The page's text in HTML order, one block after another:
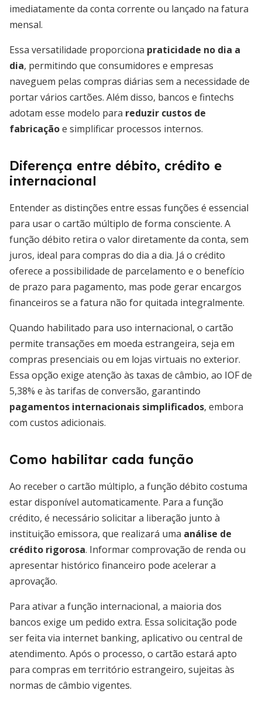
imediatamente da conta corrente ou lançado na fatura
mensal.
Essa versatilidade proporciona praticidade no dia a
dia, permitindo que consumidores e empresas
naveguem pelas compras diárias sem a necessidade de
portar vários cartões. Além disso, bancos e fintechs
adotam esse modelo para reduzir custos de
fabricaçãoe simplificar processos internos.
Diferença entre débito, crédito e
internacional
Entender as distinções entre essas funções é essencial
para usar o cartão múltiplo de forma consciente. A
função débito retira o valor diretamente da conta, sem
juros, ideal para compras do dia a dia. Já o crédito
oferece a possibilidade de parcelamento e o benefício
de prazo para pagamento, mas pode gerar encargos
financeiros se a fatura não for quitada integralmente.
Quando habilitado para uso internacional, o cartão
permite transações em moeda estrangeira, seja em
compras presenciais ou em lojas virtuais no exterior.
Essa opção exige atenção às taxas de câmbio, ao IOF de
5,38% e às tarifas de conversão, garantindo
pagamentos internacionais simplificados, embora
com custos adicionais.
Como habilitar cada função
Ao receber o cartão múltiplo, a função débito costuma
estar disponível automaticamente. Para a função
crédito, é necessário solicitar a liberação junto à
instituição emissora, que realizará uma análise de
crédito rigorosa. Informar comprovação de renda ou
apresentar histórico financeiro pode acelerar a
aprovação.
Para ativar a função internacional, a maioria dos
bancos exige um pedido extra. Essa solicitação pode
ser feita via internet banking, aplicativo ou central de
atendimento. Após o processo, o cartão estará apto
para compras em território estrangeiro, sujeitas às
normas de câmbio vigentes.